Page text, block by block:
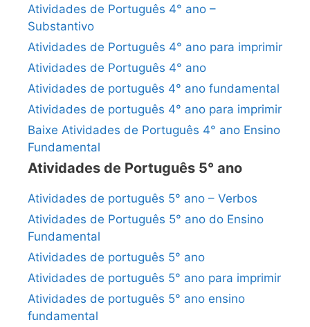
Atividades de Português 4° ano –
Substantivo
Atividades de Português 4° ano para imprimir
Atividades de Português 4° ano
Atividades de português 4° ano fundamental
Atividades de português 4° ano para imprimir
Baixe Atividades de Português 4° ano Ensino
Fundamental
Atividades de Português 5° ano
Atividades de português 5° ano – Verbos
Atividades de Português 5° ano do Ensino
Fundamental
Atividades de português 5° ano
Atividades de português 5° ano para imprimir
Atividades de português 5° ano ensino
fundamental